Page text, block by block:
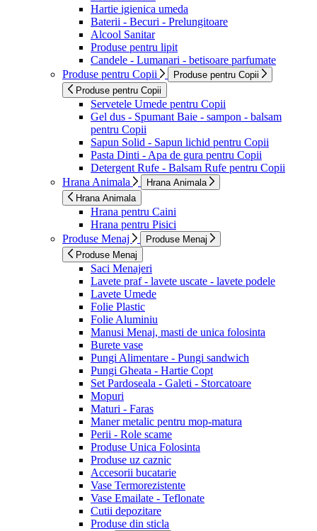
Hartie igienica umeda
Baterii - Becuri - Prelungitoare
Alcool Sanitar
Produse pentru lipit
Candele - Lumanari - betisoare parfumate
Produse pentru Copii
Produse pentru Copii
Produse pentru Copii
Servetele Umede pentru Copii
Gel dus - Spumant Baie - sampon - balsam
pentru Copii
Sapun Solid - Sapun lichid pentru Copii
Pasta Dinti - Apa de gura pentru Copii
Detergent Rufe - Balsam Rufe pentru Copii
Hrana Animala
Hrana Animala
Hrana Animala
Hrana pentru Caini
Hrana pentru Pisici
Produse Menaj
Produse Menaj
Produse Menaj
Saci Menajeri
Lavete praf - lavete uscate - lavete podele
Lavete Umede
Folie Plastic
Folie Aluminiu
Manusi Menaj, masti de unica folosinta
Burete vase
Pungi Alimentare - Pungi sandwich
Pungi Gheata - Hartie Copt
Set Pardoseala - Galeti - Storcatoare
Mopuri
Maturi - Faras
Maner metalic pentru mop-matura
Perii - Role scame
Produse Unica Folosinta
Produse uz caznic
Accesorii bucatarie
Vase Termorezistente
Vase Emailate - Teflonate
Cutii depozitare
Produse din sticla